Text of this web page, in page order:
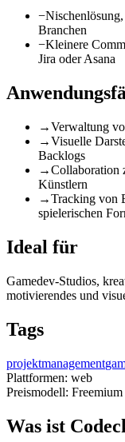
−
Branchen
−Kleinere
Jira oder Asana
→Verwaltung
→Visuelle
Backlogs
→Collaboration
Künstlern
→Tracking von
spielerischen
Ideal für
Gamedev-Studios,
motivierendes und
Tags
projektmanagement
Plattformen: web
Preismodell: Freemium
Was ist